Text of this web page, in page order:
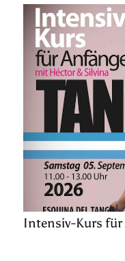
Intensiv-Kurs